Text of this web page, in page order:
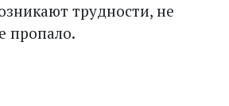
трудности, не
пропало.